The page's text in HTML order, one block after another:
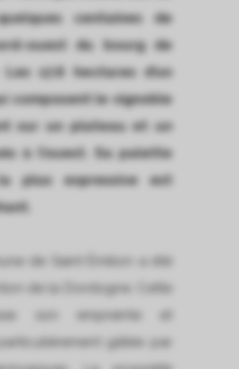
centaines de
ouest du bourg de
Les 17,6 hectares d’un
composent le vignoble
sur un plateau et un
à l’ouest. Sa palette
plus expressive est
de Saint Émilion a été
de la Dordogne. Cette
son empreinte et
gâtée par